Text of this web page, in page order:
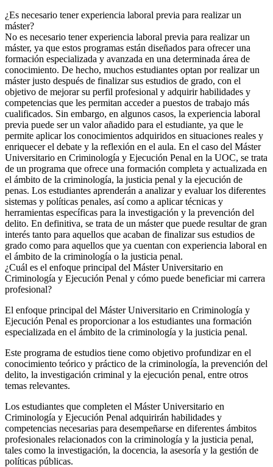
¿Es necesario tener experiencia laboral previa para realizar un
máster?
No es necesario tener experiencia laboral previa para realizar un
máster, ya que estos programas están diseñados para ofrecer una
formación especializada y avanzada en una determinada área de
conocimiento. De hecho, muchos estudiantes optan por realizar un
máster justo después de finalizar sus estudios de grado, con el
objetivo de mejorar su perfil profesional y adquirir habilidades y
competencias que les permitan acceder a puestos de trabajo más
cualificados. Sin embargo, en algunos casos, la experiencia laboral
previa puede ser un valor añadido para el estudiante, ya que le
permite aplicar los conocimientos adquiridos en situaciones reales y
enriquecer el debate y la reflexión en el aula. En el caso del Máster
Universitario en Criminología y Ejecución Penal en la UOC, se trata
de un programa que ofrece una formación completa y actualizada en
el ámbito de la criminología, la justicia penal y la ejecución de
penas. Los estudiantes aprenderán a analizar y evaluar los diferentes
sistemas y políticas penales, así como a aplicar técnicas y
herramientas específicas para la investigación y la prevención del
delito. En definitiva, se trata de un máster que puede resultar de gran
interés tanto para aquellos que acaban de finalizar sus estudios de
grado como para aquellos que ya cuentan con experiencia laboral en
el ámbito de la criminología o la justicia penal.
¿Cuál es el enfoque principal del Máster Universitario en
Criminología y Ejecución Penal y cómo puede beneficiar mi carrera
profesional?
El enfoque principal del Máster Universitario en Criminología y
Ejecución Penal es proporcionar a los estudiantes una formación
especializada en el ámbito de la criminología y la justicia penal.
Este programa de estudios tiene como objetivo profundizar en el
conocimiento teórico y práctico de la criminología, la prevención del
delito, la investigación criminal y la ejecución penal, entre otros
temas relevantes.
Los estudiantes que completen el Máster Universitario en
Criminología y Ejecución Penal adquirirán habilidades y
competencias necesarias para desempeñarse en diferentes ámbitos
profesionales relacionados con la criminología y la justicia penal,
tales como la investigación, la docencia, la asesoría y la gestión de
políticas públicas.